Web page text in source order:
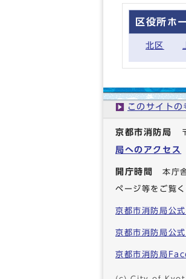
区役所ホ
北区
このサイトの
京都市消防局
局へのアクセス
開庁時間 本庁
ページ等をご覧く
京都市消防局公
京都市消防局公
京都市消防局